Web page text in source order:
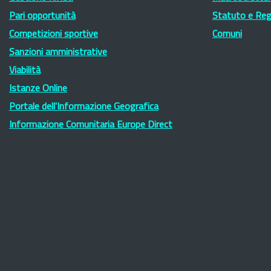
Pari opportunità
Competizioni sportive
Sanzioni amministrative
Viabilità
Istanze Online
Portale dell'Informazione Geografica
Informazione Comunitaria Europe Direct
Statuto e
Comuni